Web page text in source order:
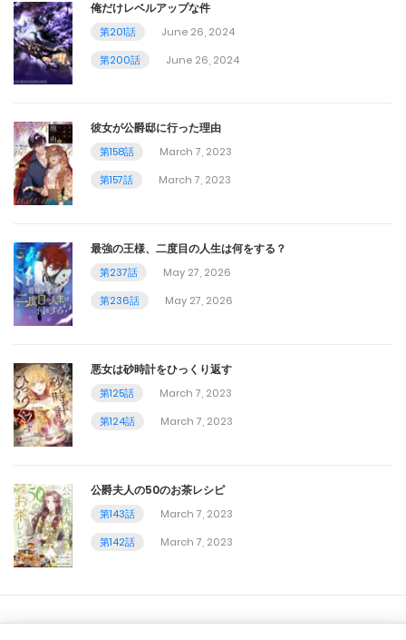
第56話
March 7, 2023
March 7, 2023
第54話
March 7, 2023
第53話
March 7, 2023
第52話
第51話
March 7, 2023
March 7, 2023
第49話
俺だけレベルアップな件
第201話
June 26, 2024
第200話
June 26, 2024
彼女が公爵邸に行った理由
第158話
March 7, 2023
第157話
March 7, 2023
最強の王様、二度目の人生は何をする？
第237話
May 27, 2026
第236話
May 27, 2026
悪女は砂時計をひっくり返す
第125話
March 7, 2023
第124話
March 7, 2023
公爵夫人の50のお茶レシピ
第143話
March 7, 2023
第142話
March 7, 2023